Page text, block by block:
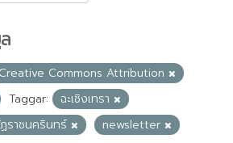
Creative Commons Attribution
Taggar:
ฉะเชิงเทรา
ราชนครินทร์
newsletter